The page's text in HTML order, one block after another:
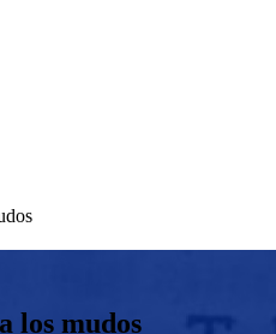
los mudos